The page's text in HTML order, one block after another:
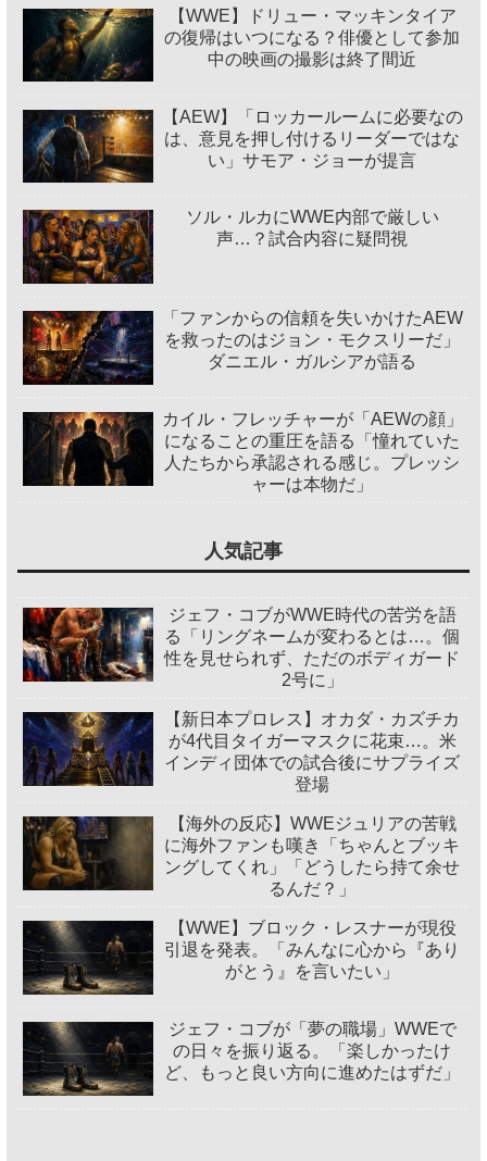
【WWE】ドリュー・マッキンタイア
の復帰はいつになる？俳優として参加
中の映画の撮影は終了間近
【AEW】「ロッカールームに必要なの
は、意見を押し付けるリーダーではな
い」サモア・ジョーが提言
ソル・ルカにWWE内部で厳しい
声…？試合内容に疑問視
「ファンからの信頼を失いかけたAEW
を救ったのはジョン・モクスリーだ」
ダニエル・ガルシアが語る
カイル・フレッチャーが「AEWの顔」
になることの重圧を語る「憧れていた
人たちから承認される感じ。プレッシ
ャーは本物だ」
人気記事
ジェフ・コブがWWE時代の苦労を語
る「リングネームが変わるとは…。個
性を見せられず、ただのボディガード
2号に」
【新日本プロレス】オカダ・カズチカ
が4代目タイガーマスクに花束…。米
インディ団体での試合後にサプライズ
登場
【海外の反応】WWEジュリアの苦戦
に海外ファンも嘆き「ちゃんとブッキ
ングしてくれ」「どうしたら持て余せ
るんだ？」
【WWE】ブロック・レスナーが現役
引退を発表。「みんなに心から『あり
がとう』を言いたい」
ジェフ・コブが「夢の職場」WWEで
の日々を振り返る。「楽しかったけ
ど、もっと良い方向に進めたはずだ」